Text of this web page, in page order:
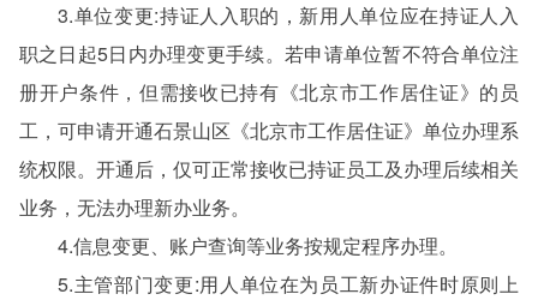
3.单位变更:持证人入职的，新用人单位应在持证人入
职之日起5日内办理变更手续。若申请单位暂不符合单位注
册开户条件，但需接收已持有《北京市工作居住证》的员
工，可申请开通石景山区《北京市工作居住证》单位办理系
统权限。开通后，仅可正常接收已持证员工及办理后续相关
业务，无法办理新办业务。
4.信息变更、账户查询等业务按规定程序办理。
5.主管部门变更:用人单位在为员工新办证件时原则上